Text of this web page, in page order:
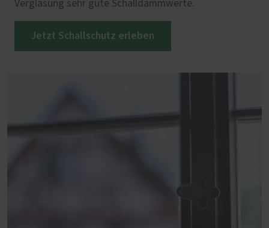
Verglasung sehr gute Schalldämmwerte.
Jetzt Schallschutz erleben